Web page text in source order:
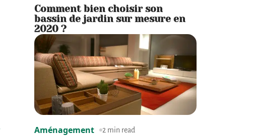
Comment bien choisir son
bassin de jardin sur mesure en
2020 ?
Aménagement 2 min read